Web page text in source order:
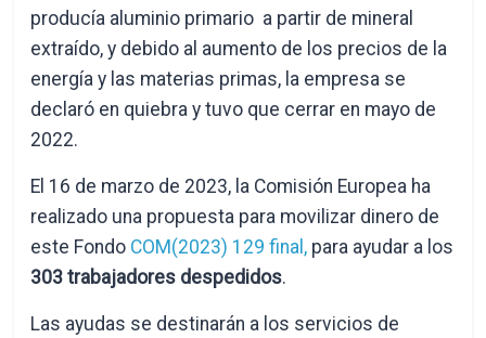
producía aluminio primario a partir de mineral
extraído, y debido al aumento de los precios de la
energía y las materias primas, la empresa se
declaró en quiebra y tuvo que cerrar en mayo de
2022.
El 16 de marzo de 2023, la Comisión Europea ha
realizado una propuesta para movilizar dinero de
este Fondo COM(2023) 129 final, para ayudar a los
303 trabajadores despedidos.
Las ayudas se destinarán a los servicios de